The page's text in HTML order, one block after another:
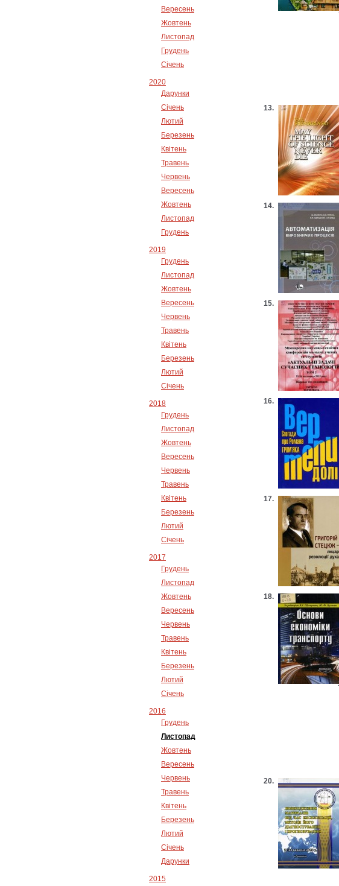
Вересень
Жовтень
Листопад
Грудень
Січень
2020
Дарунки
Січень
Лютий
Березень
Квітень
Травень
Червень
Вересень
Жовтень
Листопад
Грудень
2019
Грудень
Листопад
Жовтень
Вересень
Червень
Травень
Квітень
Березень
Лютий
Січень
2018
Грудень
Листопад
Жовтень
Вересень
Червень
Травень
Квітень
Березень
Лютий
Січень
2017
Грудень
Листопад
Жовтень
Вересень
Червень
Травень
Квітень
Березень
Лютий
Січень
2016
Грудень
Листопад
Жовтень
Вересень
Червень
Травень
Квітень
Березень
Лютий
Січень
Дарунки
2015